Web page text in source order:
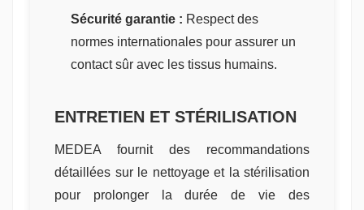
Sécurité garantie : Respect des
normes internationales pour assurer un
contact sûr avec les tissus humains.
ENTRETIEN ET STÉRILISATION
MEDEA fournit des recommandations
détaillées sur le nettoyage et la stérilisation
pour prolonger la durée de vie des